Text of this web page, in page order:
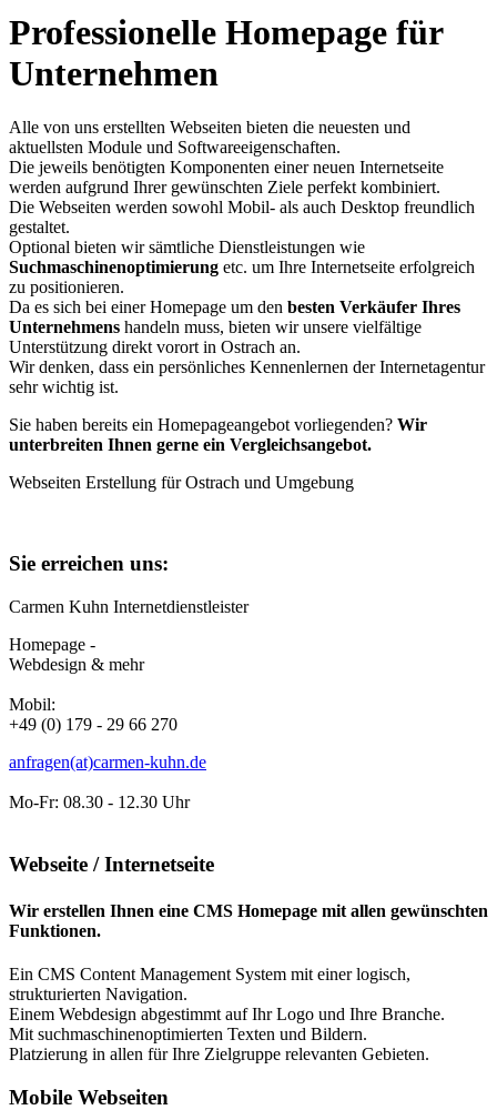
Professionelle Homepage für
Unternehmen
Alle von uns erstellten Webseiten bieten die neuesten und
aktuellsten Module und Softwareeigenschaften.
Die jeweils benötigten Komponenten einer neuen Internetseite
werden aufgrund Ihrer gewünschten Ziele perfekt kombiniert.
Die Webseiten werden sowohl Mobil- als auch Desktop freundlich
gestaltet.
Optional bieten wir sämtliche Dienstleistungen wie
Suchmaschinenoptimierung etc. um Ihre Internetseite erfolgreich
zu positionieren.
Da es sich bei einer Homepage um den besten Verkäufer Ihres
Unternehmens handeln muss, bieten wir unsere vielfältige
Unterstützung direkt vorort in Ostrach an.
Wir denken, dass ein persönliches Kennenlernen der Internetagentur
sehr wichtig ist.
Sie haben bereits ein Homepageangebot vorliegenden? Wir
unterbreiten Ihnen gerne ein Vergleichsangebot.
Webseiten Erstellung für Ostrach und Umgebung
Sie erreichen uns:
Carmen Kuhn Internetdienstleister
Homepage -
Webdesign & mehr
Mobil:
+49 (0) 179 - 29 66 270
anfragen(at)carmen-kuhn.de
Mo-Fr: 08.30 - 12.30 Uhr
Webseite / Internetseite
Wir erstellen Ihnen eine CMS Homepage mit allen gewünschten
Funktionen.
Ein CMS Content Management System mit einer logisch,
strukturierten Navigation.
Einem Webdesign abgestimmt auf Ihr Logo und Ihre Branche.
Mit suchmaschinenoptimierten Texten und Bildern.
Platzierung in allen für Ihre Zielgruppe relevanten Gebieten.
Mobile Webseiten